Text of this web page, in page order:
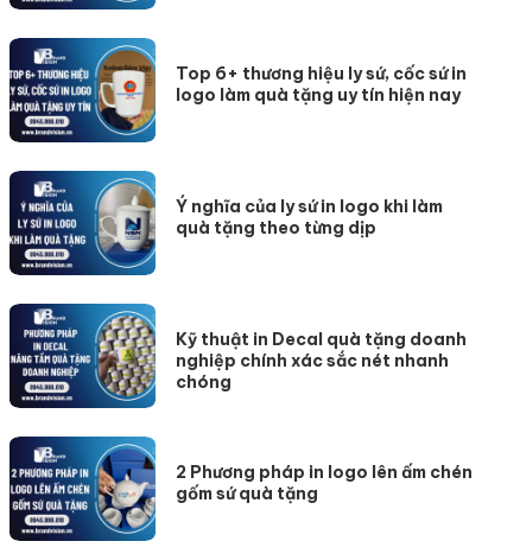
Top 6+ thương hiệu ly sứ, cốc sứ in
logo làm quà tặng uy tín hiện nay
Ý nghĩa của ly sứ in logo khi làm
quà tặng theo từng dịp
Kỹ thuật in Decal quà tặng doanh
nghiệp chính xác sắc nét nhanh
chóng
2 Phương pháp in logo lên ấm chén
gốm sứ quà tặng